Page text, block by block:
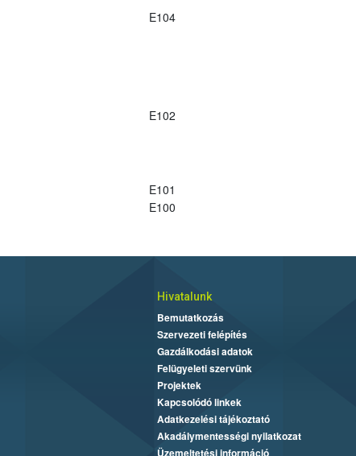
E104
E102
E101
E100
Hivatalunk
Bemutatkozás
Szervezeti felépítés
Gazdálkodási adatok
Felügyeleti szervünk
Projektek
Kapcsolódó linkek
Adatkezelési tájékoztató
Akadálymentességi nyilatkozat
Üzemeltetési információ